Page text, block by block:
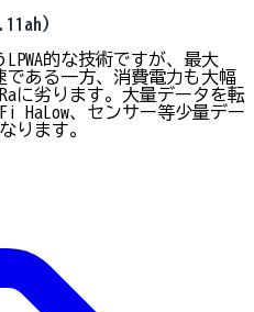
）
LPWA的な技術ですが、最大
である一方、消費電力も大幅
に劣ります。大量データを転
HaLow、センサー等少量デー
ります。